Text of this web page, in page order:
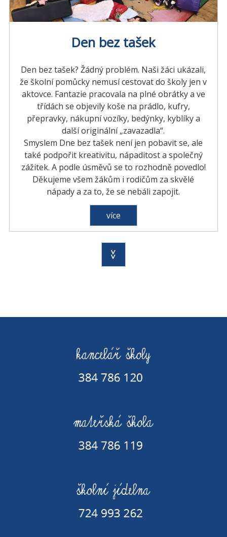
Den bez tašek
Den bez tašek? Žádný problém. Naši žáci ukázali,
že školní pomůcky nemusí cestovat do školy jen v
aktovce. Fantazie pracovala na plné obrátky a ve
třídách se objevily koše na prádlo, kufry,
přepravky, nákupní vozíky, bedýnky, kyblíky a
další originální „zavazadla“.
Smyslem Dne bez tašek není jen pobavit se, ale
také podpořit kreativitu, nápaditost a společný
zážitek. A podle úsměvů se to rozhodně povedlo!
Děkujeme všem žákům i rodičům za skvělé
nápady a za to, že se nebáli zapojit.
více
>>